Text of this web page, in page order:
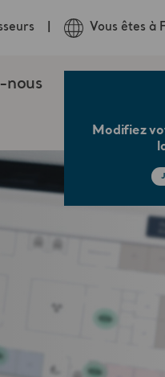
nous
Vous êtes à
Modifiez